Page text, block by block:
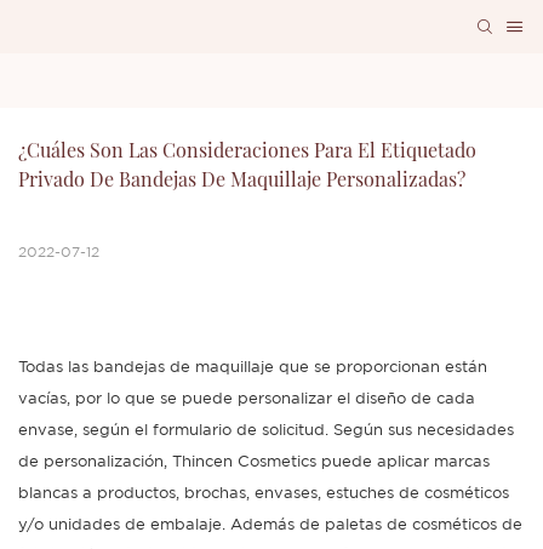
¿Cuáles Son Las Consideraciones Para El Etiquetado
Privado De Bandejas De Maquillaje Personalizadas?
2022-07-12
Todas las bandejas de maquillaje que se proporcionan están
vacías, por lo que se puede personalizar el diseño de cada
envase, según el formulario de solicitud. Según sus necesidades
de personalización, Thincen Cosmetics puede aplicar marcas
blancas a productos, brochas, envases, estuches de cosméticos
y/o unidades de embalaje. Además de paletas de cosméticos de